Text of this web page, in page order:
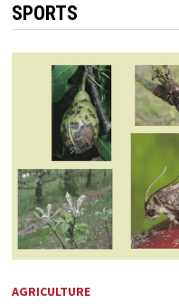
SPORTS
AGRICULTURE